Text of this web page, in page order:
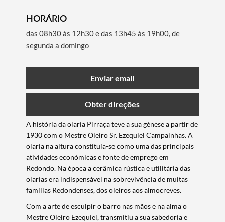
HORÁRIO
das 08h30 às 12h30 e das 13h45 às 19h00, de
segunda a domingo
Enviar email
Obter direções
A história da olaria Pirraça teve a sua génese a partir de
1930 com o Mestre Oleiro Sr. Ezequiel Campainhas. A
olaria na altura constituía-se como uma das principais
atividades económicas e fonte de emprego em
Redondo. Na época a cerâmica rústica e utilitária das
olarias era indispensável na sobrevivência de muitas
famílias Redondenses, dos oleiros aos almocreves.
Com a artede esculpir o barro nas mãos e na alma o
Mestre Oleiro Ezequiel, transmitiu a sua sabedoria e